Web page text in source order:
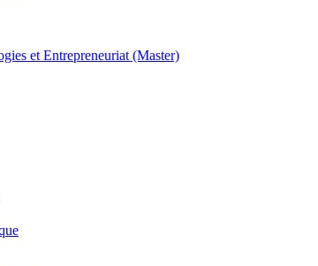
et Entrepreneuriat (Master)